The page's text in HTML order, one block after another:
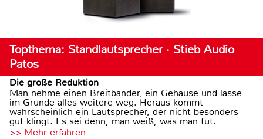
Topthema: Standlautsprecher · Stieb Audio
Patos
Die große Reduktion
Man nehme einen Breitbänder, ein Gehäuse und lasse
im Grunde alles weitere weg. Heraus kommt
wahrscheinlich ein Lautsprecher, der nicht besonders
gut klingt. Es sei denn, man weiß, was man tut.
>> Mehr erfahren